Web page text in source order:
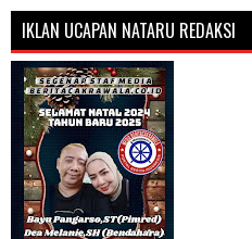
IKLAN UCAPAN NATARU REDAKSI